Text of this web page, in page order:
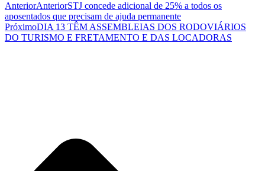
AnteriorAnteriorSTJ concede adicional de 25% a todos os
aposentados que precisam de ajuda permanente
PróximoDIA 13 TÊM ASSEMBLEIAS DOS RODOVIÁRIOS
DO TURISMO E FRETAMENTO E DAS LOCADORAS